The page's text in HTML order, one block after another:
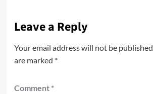
Leave a Reply
Your email address will not be published.
are marked *
Comment *